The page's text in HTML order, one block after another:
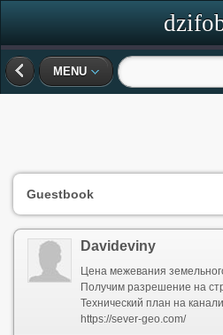
MENU
Guestbook
Davideviny
Получим разрешение на строительство в Твери для коммерческого
Технический план на канализацию в Твери оформим по
https://sever-geo.com/